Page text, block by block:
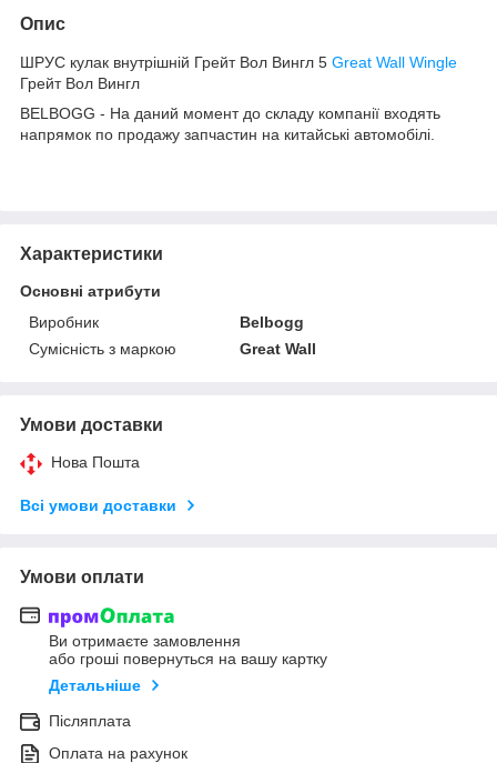
Опис
ШРУС кулак внутрішній Грейт Вол Вингл 5 Great Wall Wingle
Грейт Вол Вингл
BELBOGG - На даний момент до складу компанії входять
напрямок по продажу запчастин на китайські автомобілі.
Характеристики
Основні атрибути
Виробник
Belbogg
Сумісність з маркою
Great Wall
Умови доставки
Нова Пошта
Всі умови доставки
Умови оплати
Ви отримаєте замовлення
або гроші повернуться на вашу картку
Детальніше
Післяплата
Оплата на рахунок